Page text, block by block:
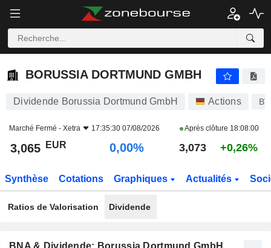
BORUSSIA DORTMUND GMBH
BORUSSIA DORTMUND GMBH
Dividende Borussia Dortmund GmbH Actions
Marché Fermé - Xetra 17:35:30 07/08/2026 Après clôture 18:08:00
3,065 EUR 0,00% 3,073 +0,26%
Synthèse Cotations Graphiques Actualités
Ratios de Valorisation Dividende
BNA & Dividende: Borussia Dortmund GmbH